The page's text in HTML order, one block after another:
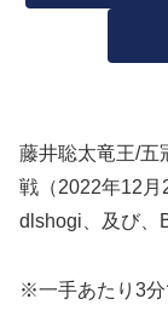
藤井聡太竜王/五
戦（2022年12月
dlshogi、及び、
※一手あたり3